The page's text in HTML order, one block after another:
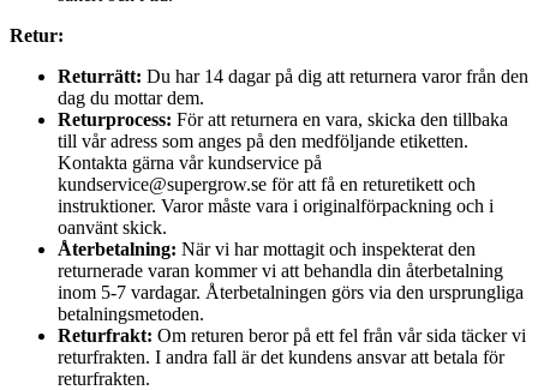
Retur:
Returrätt: Du har 14 dagar på dig att returnera varor från den
dag du mottar dem.
Returprocess: För att returnera en vara, skicka den tillbaka
till vår adress som anges på den medföljande etiketten.
Kontakta gärna vår kundservice på
kundservice@supergrow.se för att få en returetikett och
instruktioner. Varor måste vara i originalförpackning och i
oanvänt skick.
Återbetalning: När vi har mottagit och inspekterat den
returnerade varan kommer vi att behandla din återbetalning
inom 5-7 vardagar. Återbetalningen görs via den ursprungliga
betalningsmetoden.
Returfrakt: Om returen beror på ett fel från vår sida täcker vi
returfrakten. I andra fall är det kundens ansvar att betala för
returfrakten.